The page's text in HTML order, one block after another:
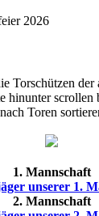
2026
Torschützen der
hinunter scrollen
nach Toren
1. Mannschaft
unserer 1.
2. Mannschaft